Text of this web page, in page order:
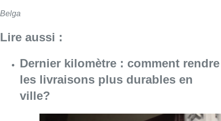
Belga
Lire aussi :
Dernier kilomètre : comment rendre
les livraisons plus durables en
ville?